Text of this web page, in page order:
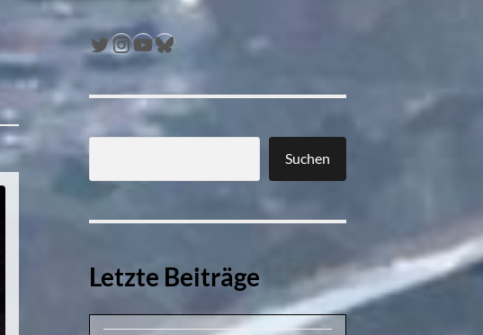
Twitter
Instagram
YouTube
Bluesky
Suchen
Letzte Beiträge